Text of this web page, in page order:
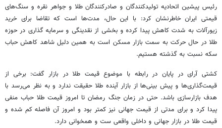
رئیس پیشین اتحادیه تولیدکنندگان و صادرکنندگان طلا و جواهر نقره و سنگ‌های
قیمتی ایران خاطرنشان کرد: با این حال، مدت‌ها است که تقاضا برای خرید
زیورآلات به شدت کاهش پیدا کرده و بخشی از نقدینگی و سرمایه گذاری در حوزه
طلا در حال حرکت به سمت بازار مسکن است به همین دلیل شاهد کاهش حباب
سکه نسبت به گذشته هستیم.
کشتی آرای در پایان در رابطه با موضوع قیمت طلا در بازار گفت: برخی از
قیمت‌گذاری‌ها و پیش بینی‌ها از بازار آینده طلا حقیقت ندارد و به نظر می‌رسد با
هدف بازارسازی باشد. حتی در زمان جنگ رمضان تا امروز قیمت طلا حباب منفی
پیدا کرد و برای مدتی از قیمت جهانی نیز کمتر بود و امروز آن فاصله کم شده و
قیمت طلا در بازار جهانی و داخلی واقعی ست و همخوانی دارد.